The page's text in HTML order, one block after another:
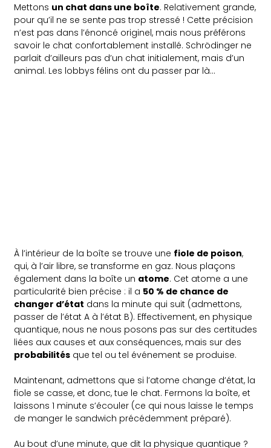
Mettons un chat dans une boîte. Relativement grande,
pour qu’il ne se sente pas trop stressé ! Cette précision
n’est pas dans l’énoncé originel, mais nous préférons
savoir le chat confortablement installé. Schrödinger ne
parlait d’ailleurs pas d’un chat initialement, mais d’un
animal. Les lobbys félins ont du passer par là…
À l’intérieur de la boîte se trouve une fiole de poison,
qui, à l’air libre, se transforme en gaz. Nous plaçons
également dans la boîte un atome. Cet atome a une
particularité bien précise : il a 50 % de chance de
changer d’état dans la minute qui suit (admettons,
passer de l’état A à l’état B). Effectivement, en physique
quantique, nous ne nous posons pas sur des certitudes
liées aux causes et aux conséquences, mais sur des
probabilités que tel ou tel événement se produise.
Maintenant, admettons que si l’atome change d’état, la
fiole se casse, et donc, tue le chat. Fermons la boîte, et
laissons 1 minute s’écouler (ce qui nous laisse le temps
de manger le sandwich précédemment préparé).
Au bout d’une minute, que dit la physique quantique ?